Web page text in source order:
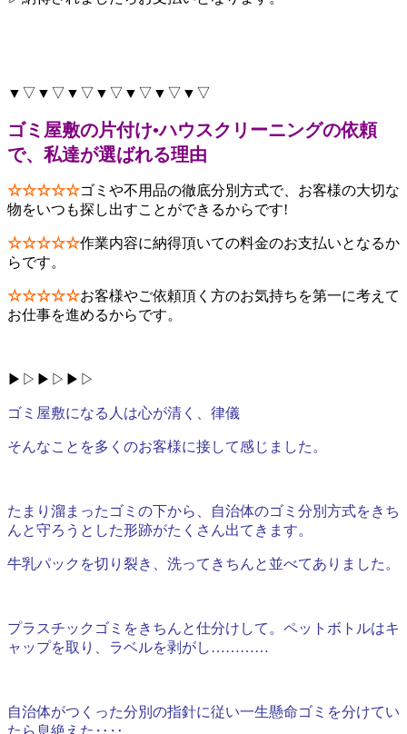
▼▽▼▽▼▽▼▽▼▽▼▽▼▽
ゴミ屋敷の片付け•ハウスクリーニングの依頼
で、私達が選ばれる理由
☆☆☆☆☆ゴミや不用品の徹底分別方式で、お客様の大切な
物をいつも探し出すことができるからです!
☆☆☆☆☆作業内容に納得頂いての料金のお支払いとなるか
らです。
☆☆☆☆☆お客様やご依頼頂く方のお気持ちを第一に考えて
お仕事を進めるからです。
▶▷▶▷▶▷
ゴミ屋敷になる人は心が清く、律儀
そんなことを多くのお客様に接して感じました。
たまり溜まったゴミの下から、自治体のゴミ分別方式をきち
んと守ろうとした形跡がたくさん出てきます。
牛乳パックを切り裂き、洗ってきちんと並べてありました。
プラスチックゴミをきちんと仕分けして。ペットボトルはキ
ャップを取り、ラベルを剥がし…………
自治体がつくった分別の指針に従い一生懸命ゴミを分けてい